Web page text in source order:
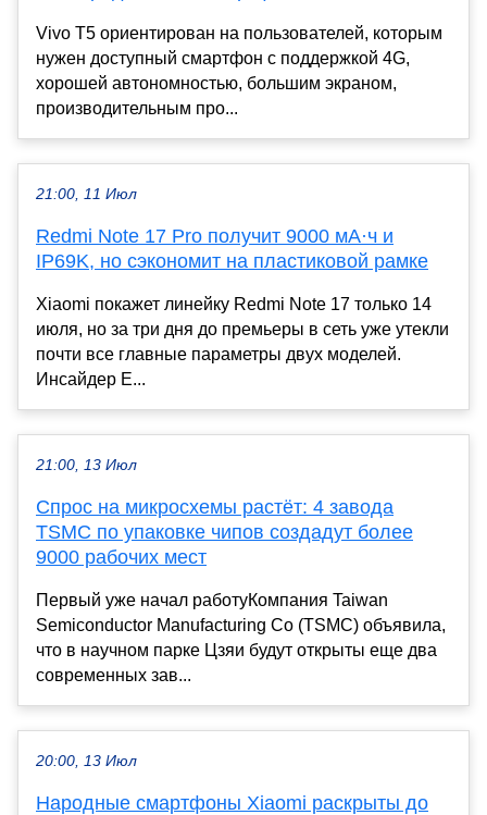
Vivo T5 ориентирован на пользователей, которым
нужен доступный смартфон с поддержкой 4G,
хорошей автономностью, большим экраном,
производительным про...
21:00, 11 Июл
Redmi Note 17 Pro получит 9000 мА·ч и
IP69K, но сэкономит на пластиковой рамке
Xiaomi покажет линейку Redmi Note 17 только 14
июля, но за три дня до премьеры в сеть уже утекли
почти все главные параметры двух моделей.
Инсайдер E...
21:00, 13 Июл
Спрос на микросхемы растёт: 4 завода
TSMC по упаковке чипов создадут более
9000 рабочих мест
Первый уже начал работуКомпания Taiwan
Semiconductor Manufacturing Co (TSMC) объявила,
что в научном парке Цзяи будут открыты еще два
современных зав...
20:00, 13 Июл
Народные смартфоны Xiaomi раскрыты до